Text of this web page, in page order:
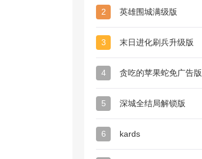
2 英雄围城满级版
3 末日进化刷兵升级版
4 贪吃的苹果蛇免广告版
5 深城全结局解锁版
6 kards